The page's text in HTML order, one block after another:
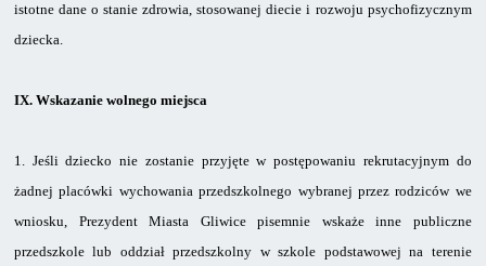
istotne dane o stanie zdrowia, stosowanej diecie i rozwoju psychofizycznym
dziecka.
IX. Wskazanie wolnego miejsca
1. Jeśli dziecko nie zostanie przyjęte w postępowaniu rekrutacyjnym do
żadnej placówki wychowania przedszkolnego wybranej przez rodziców we
wniosku, Prezydent Miasta Gliwice pisemnie wskaże inne publiczne
przedszkole lub oddział przedszkolny w szkole podstawowej na terenie